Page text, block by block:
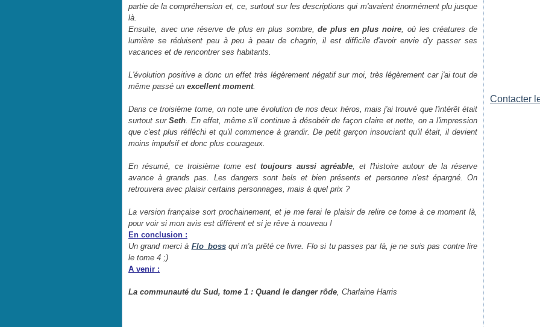
partie de la compréhension et, ce, surtout sur les descriptions qui m'avaient énormément plu jusque
là.
Ensuite, avec une réserve de plus en plus sombre,de plus en plus noire, où les créatures de
lumière se réduisent peu à peu à peau de chagrin, il est difficile d'avoir envie d'y passer ses
vacances et de rencontrer ses habitants.
L'évolution positive a donc un effet très légèrement négatif sur moi, très légèrement car j'ai tout de
même passé un excellent moment.
Dans ce troisième tome, on note une évolution de nos deux héros, mais j'ai trouvé que l'intérêt était
surtout surSeth. En effet, même s'il continue à désobéir de façon claire et nette, on a l'impression
que c'est plus réfléchi et qu'il commence à grandir. De petit garçon insouciant qu'il était, il devient
moins impulsif et donc plus courageux.
En résumé, ce troisième tome esttoujours aussi agréable, et l'histoire autour de la réserve
avance à grands pas. Les dangers sont bels et bien présents et personne n'est épargné. On
retrouvera avec plaisir certains personnages, mais à quel prix ?
La version française sort prochainement, et je me ferai le plaisir de relire ce tome à ce moment là,
pour voir si mon avis est différent et si je rêve à nouveau !
En conclusion :
Un grand merci à Flo_bossqui m'a prêté ce livre. Flo si tu passes par là, je ne suis pas contre lire
le tome 4 ;)
A venir :
La communauté du Sud, tome 1 : Quand le danger rôde, Charlaine Harris
Contacter